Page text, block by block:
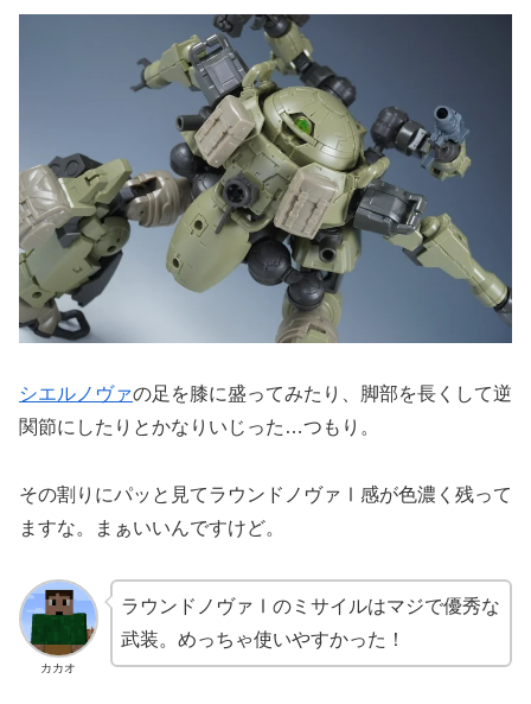
シエルノヴァの足を膝に盛ってみたり、脚部を長くして逆
関節にしたりとかなりいじった…つもり。
その割りにパッと見てラウンドノヴァⅠ感が色濃く残って
ますな。まぁいいんですけど。
カカオ
ラウンドノヴァⅠのミサイルはマジで優秀な
武装。めっちゃ使いやすかった！